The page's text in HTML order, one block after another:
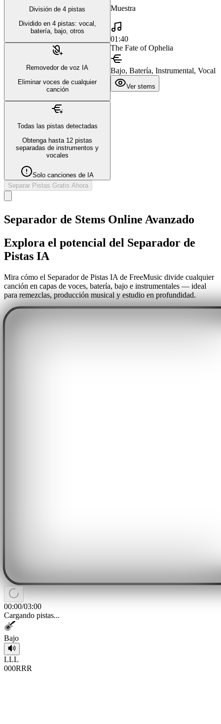
División de 4 pistas
Dividido en 4 pistas: vocal,
batería, bajo, otros
Removedor de voz IA
Eliminar voces de cualquier
canción
Todas las pistas detectadas
Obtenga hasta 12 pistas
separadas de instrumentos y
vocales
Solo canciones de IA
Separar Pistas Gratis Ahora
Muestra
01:40
The Fate of Ophelia
Bajo, Batería, Instrumental, Vocal
Ver stems
Separador de Stems Online Avanzado
Explora el potencial del Separador de
Pistas IA
Mira cómo el Separador de Pistas IA de FreeMusic divide cualquier
canción en capas de voces, batería, bajo e instrumentales — ideal
para remezclas, producción musical y estudio en profundidad.
00:00/03:00
Cargando pistas...
Bajo
LLL
000RRR